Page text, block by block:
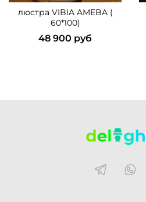
люстра VIBIA AMEBA (
60*100)
48 900 руб